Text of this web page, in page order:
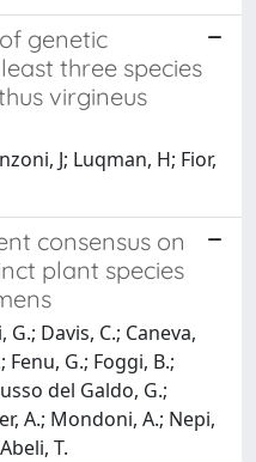
genetic
three species
virgineus
J; Luqman, H; Fior,
consensus on
plant species
Davis, C.; Caneva,
Fenu, G.; Foggi, B.;
del Galdo, G.;
A.; Mondoni, A.; Nepi,
T.